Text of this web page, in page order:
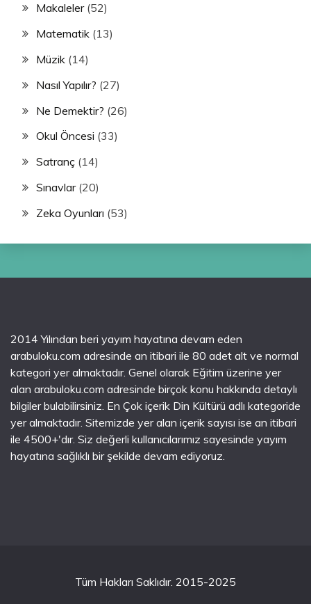
Makaleler(52)
Matematik (13)
Müzik (14)
Nasıl Yapılır? (27)
Ne Demektir? (26)
Okul Öncesi (33)
Satranç (14)
Sınavlar(20)
Zeka Oyunları (53)
2014 Yılından beri yayım hayatına devam eden
arabuloku.com adresinde an itibari ile 80 adet alt ve normal
kategori yer almaktadır. Genel olarak Eğitim üzerine yer
alan arabuloku.com adresinde birçok konu hakkında detaylı
bilgiler bulabilirsiniz. En Çok içerik Din Kültürü adlı kategoride
yer almaktadır. Sitemizde yer alan içerik sayısı ise an itibari
ile 4500+'dır. Siz değerli kullanıcılarımız sayesinde yayım
hayatına sağlıklı bir şekilde devam ediyoruz.
Tüm Hakları Saklıdır. 2015-2025